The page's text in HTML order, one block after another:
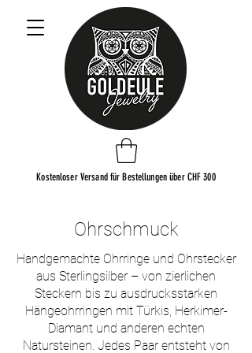
Kostenloser Versand für Bestellungen über CHF 300
Ohrschmuck
Handgemachte Ohrringe und Ohrstecker
aus Sterlingsilber – von zierlichen
Steckern bis zu ausdrucksstarken
Hängeohrringen mit Türkis, Herkimer-
Diamant und anderen echten
Natursteinen. Jedes Paar entsteht von